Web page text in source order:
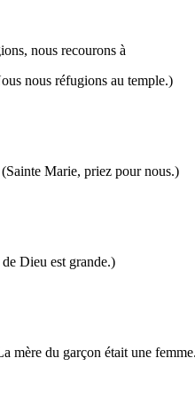
nous recourons à
nous réfugions au temple.)
Marie, priez pour nous.)
Dieu est grande.)
mère du garçon était une